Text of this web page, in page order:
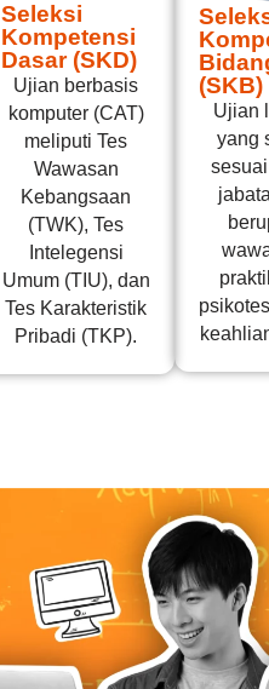
Seleksi
Kompetensi
Dasar (SKD)
Ujian berbasis
komputer (CAT)
meliputi Tes
Wawasan
Kebangsaan
(TWK), Tes
Intelegensi
Umum (TIU), dan
Tes Karakteristik
Pribadi (TKP).
(SKB)
Ujian
yang